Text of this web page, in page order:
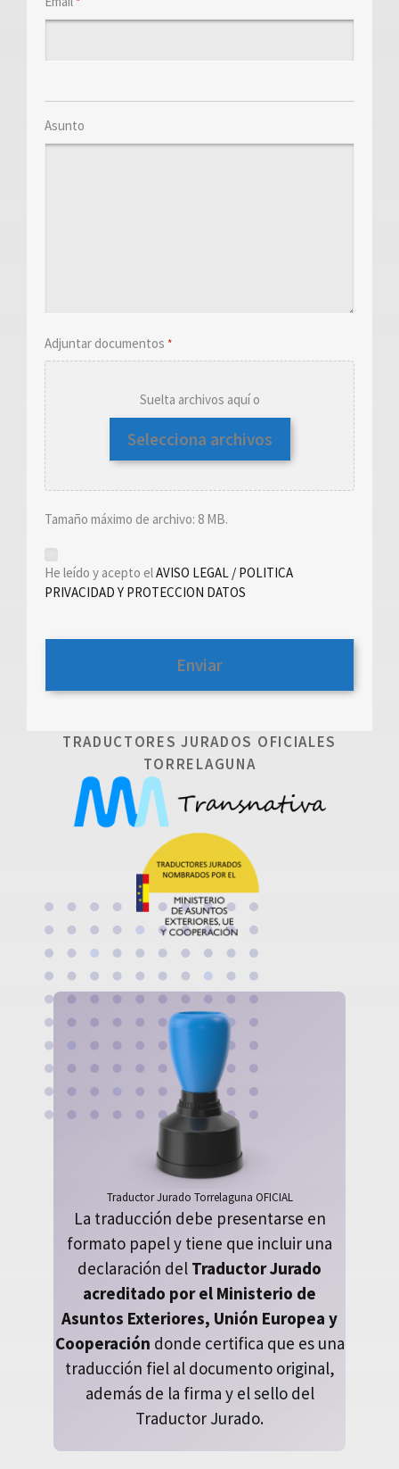
Asunto
Adjuntar documentos *
Suelta archivos aquí o
Selecciona archivos
Tamaño máximo de archivo: 8 MB.
*
He leído y acepto elAVISO LEGAL / POLITICA
PRIVACIDAD Y PROTECCION DATOS
TRADUCTORES JURADOS OFICIALES
TORRELAGUNA
Traductor Jurado Torrelaguna OFICIAL
La traducción debe presentarse en
formato papel y tiene que incluir una
declaración del Traductor Jurado
acreditado por el Ministerio de
Asuntos Exteriores, Unión Europea y
Cooperación donde certifica que es una
traducción fiel al documento original,
además de la firma y el sello del
Traductor Jurado.